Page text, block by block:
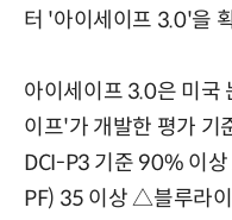
터 '아이세이프 3.0'을
아이세이프 3.0은 미국
이프'가 개발한 평가
DCI-P3 기준 90% 이
PF) 35 이상 △블루라